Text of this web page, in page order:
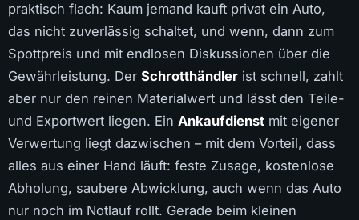
praktisch flach: Kaum jemand kauft privat ein Auto,
das nicht zuverlässig schaltet, und wenn, dann zum
Spottpreis und mit endlosen Diskussionen über die
Gewährleistung. Der Schrotthändler ist schnell, zahlt
aber nur den reinen Materialwert und lässt den Teile-
und Exportwert liegen. Ein Ankaufdienst mit eigener
Verwertung liegt dazwischen – mit dem Vorteil, dass
alles aus einer Hand läuft: feste Zusage, kostenlose
Abholung, saubere Abwicklung, auch wenn das Auto
nur noch im Notlauf rollt. Gerade beim kleinen